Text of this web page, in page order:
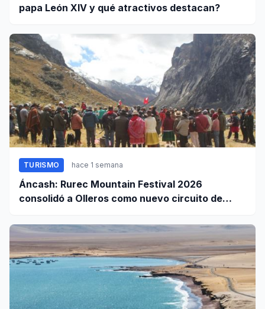
papa León XIV y qué atractivos destacan?
TURISMO hace 1 semana
Áncash: Rurec Mountain Festival 2026
consolidó a Olleros como nuevo circuito de